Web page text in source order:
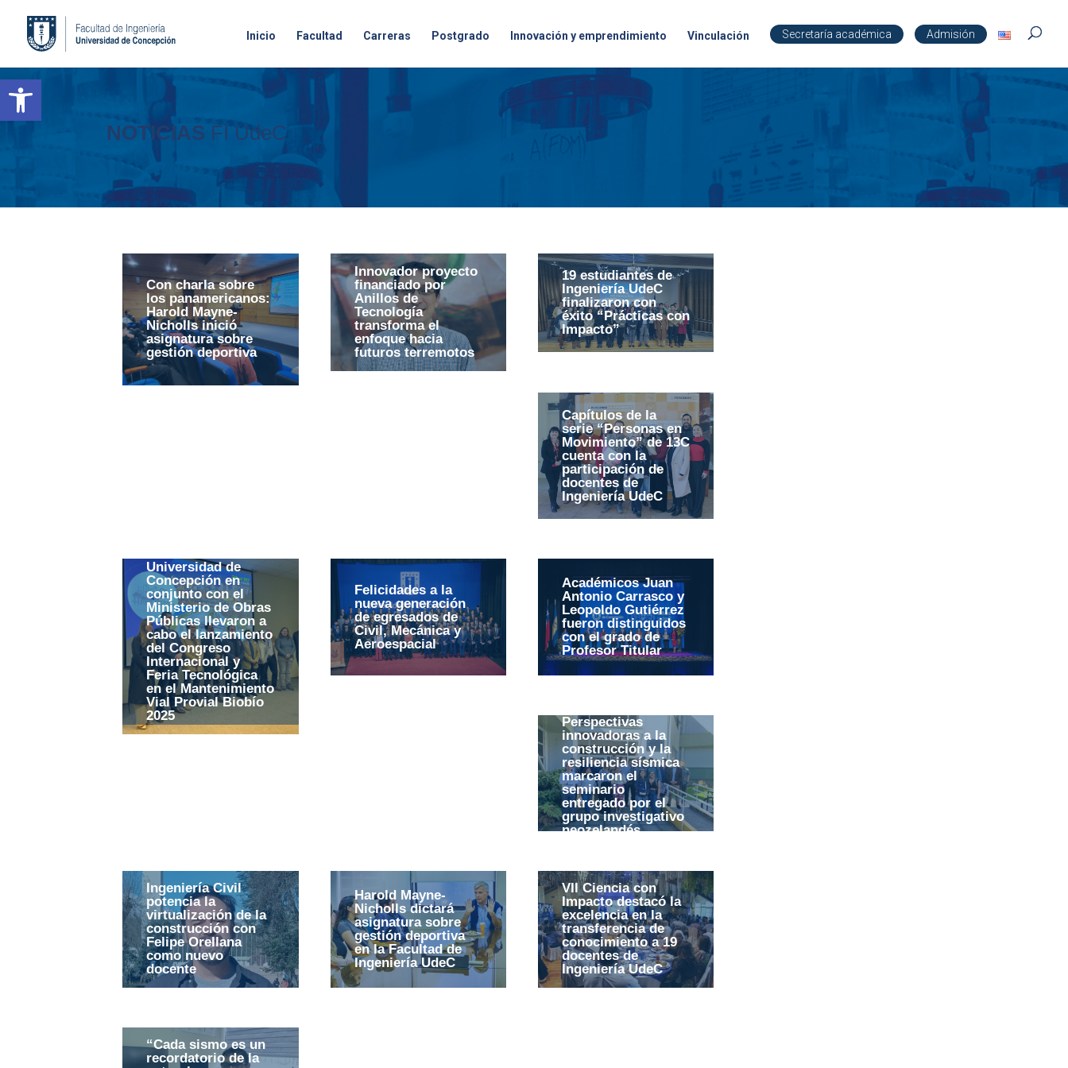
Open toolbar
Inicio Facultad Carreras Postgrado Innovación y emprendimiento Vinculación Secretaría académica Admisión
NOTICIAS FI UdeC
Con charla sobre
los panamericanos:
Harold Mayne-
Nicholls inició
asignatura sobre
gestión deportiva
Innovador proyecto
financiado por
Anillos de
Tecnología
transforma el
enfoque hacia
futuros terremotos
19 estudiantes de
Ingeniería UdeC
finalizaron con
éxito “Prácticas con
Impacto”
Capítulos de la
serie “Personas en
Movimiento” de 13C
cuenta con la
participación de
docentes de
Ingeniería UdeC
Universidad de
Concepción en
conjunto con el
Ministerio de Obras
Públicas llevaron a
cabo el lanzamiento
del Congreso
Internacional y
Feria Tecnológica
en el Mantenimiento
Vial Provial Biobío
2025
Felicidades a la
nueva generación
de egresados de
Civil, Mecánica y
Aeroespacial
Académicos Juan
Antonio Carrasco y
Leopoldo Gutiérrez
fueron distinguidos
con el grado de
Profesor Titular
Perspectivas
innovadoras a la
construcción y la
resiliencia sísmica
marcaron el
seminario
entregado por el
grupo investigativo
neozelandés
Ingeniería Civil
potencia la
virtualización de la
construcción con
Felipe Orellana
como nuevo
docente
Harold Mayne-
Nicholls dictará
asignatura sobre
gestión deportiva
en la Facultad de
Ingeniería UdeC
VII Ciencia con
Impacto destacó la
excelencia en la
transferencia de
conocimiento a 19
docentes de
Ingeniería UdeC
“Cada sismo es un
recordatorio de la